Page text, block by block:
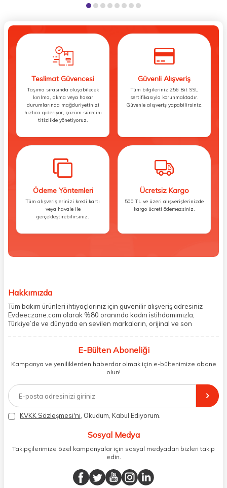
bakıma gereksinim duyduğu söylenebilir.
Teslimat Güvencesi
Taşıma sırasında oluşabilecek
kırılma, akma veya hasar
durumlarında mağduriyetinizi
hızlıca gideriyor, çözüm sürecini
titizlikle yönetiyoruz.
Güvenli Alışveriş
Tüm bilgileriniz 256 Bit SSL
sertifikasıyla korunmaktadır.
Güvenle alışveriş yapabilirsiniz.
Ödeme Yöntemleri
Tüm alışverişlerinizi kredi kartı
veya havale ile
gerçekleştirebilirsiniz.
Ücretsiz Kargo
500 TL ve üzeri alışverişlerinizde
kargo ücreti ödemezsiniz.
Hakkımızda
Tüm bakım ürünleri ihtiyaçlarınız için güvenilir alışveriş adresiniz
Evdeeczane.com olarak %80 oranında kadın istihdamımızla,
Türkiye’de ve dünyada en sevilen markaların, orijinal ve son
paketliyoruz. Herhangi bir durumdan dolayı olumsuz olarak geri
müşteri temsilcilerimiz aracılığı ile gerekli tüm desteği sağlıyoruz.
2017 yılından bugüne, yüzlerce marka ve binlerce ürün seçeneğini
doğrudan markalardan ya da markaların yetkili Türkiye
distribütörlerinden faturalı olarak tedarik ediyor ve müşterilerimize
aynı şekilde faturalı ve orijinal ambalajlarda gönderim sağlıyoruz.
Paketleme sürecinde geri dönüştürülebilir malzemeler kullanarak
atık oranımızı en aza indiriyor ve daha yaşanabilir bir dünya
E-Bülten Aboneliği
Kampanya ve yeniliklerden haberdar olmak için e-bültenimize abone
olun!
KVKK Sözleşmesi'ni, Okudum, Kabul Ediyorum.
Sosyal Medya
Takipçilerimize özel kampanyalar için sosyal medyadan bizleri takip
edin.